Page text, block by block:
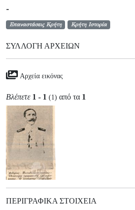
-
Επαναστάσεις Κρήτη Κρήτη Ιστορία
ΣΥΛΛΟΓΉ ΑΡΧΕΊΩΝ
Αρχεία εικόνας
Βλέπετε 1 - 1 (1) από τα 1
ΠΕΡΙΓΡΑΦΙΚΆ ΣΤΟΙΧΕΊΑ